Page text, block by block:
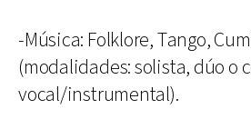
-Música: Folklore, Tango,
(modalidades: solista, dúo o
vocal/instrumental).